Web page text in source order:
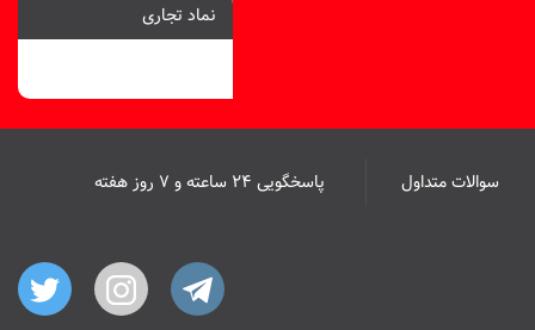
نماد تجاری
سوالات متداول پاسخگویی ۲۴ ساعته و ۷ روز هفته